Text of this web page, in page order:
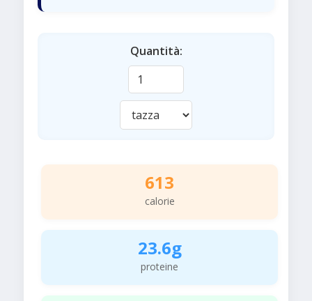
Quantità:
613
calorie
23.6g
proteine